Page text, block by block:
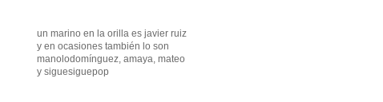
un marino en la orilla es javier ruiz
y en ocasiones también lo son
manolodomínguez, amaya, mateo
y siguesiguepop